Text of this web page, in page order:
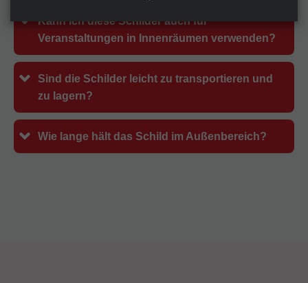
Kann ich diese Schilder auch für
Veranstaltungen in Innenräumen verwenden?
Sind die Schilder leicht zu transportieren und
zu lagern?
Wie lange hält das Schild im Außenbereich?